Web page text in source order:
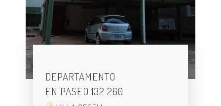
DEPARTAMENTO
EN PASEO 132 260